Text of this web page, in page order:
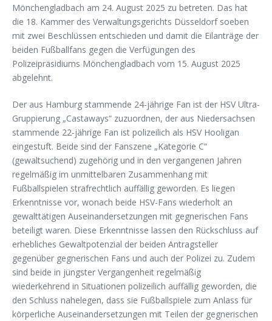
Mönchengladbach am 24. August 2025 zu betreten. Das hat
die 18. Kammer des Verwaltungsgerichts Düsseldorf soeben
mit zwei Beschlüssen entschieden und damit die Eilanträge der
beiden Fußballfans gegen die Verfügungen des
Polizeipräsidiums Mönchengladbach vom 15. August 2025
abgelehnt.
Der aus Hamburg stammende 24-jährige Fan ist der HSV Ultra-
Gruppierung „Castaways“ zuzuordnen, der aus Niedersachsen
stammende 22-jährige Fan ist polizeilich als HSV Hooligan
eingestuft. Beide sind der Fanszene „Kategorie C“
(gewaltsuchend) zugehörig und in den vergangenen Jahren
regelmäßig im unmittelbaren Zusammenhang mit
Fußballspielen strafrechtlich auffällig geworden. Es liegen
Erkenntnisse vor, wonach beide HSV-Fans wiederholt an
gewalttätigen Auseinandersetzungen mit gegnerischen Fans
beteiligt waren. Diese Erkenntnisse lassen den Rückschluss auf
erhebliches Gewaltpotenzial der beiden Antragsteller
gegenüber gegnerischen Fans und auch der Polizei zu. Zudem
sind beide in jüngster Vergangenheit regelmäßig
wiederkehrend in Situationen polizeilich auffällig geworden, die
den Schluss nahelegen, dass sie Fußballspiele zum Anlass für
körperliche Auseinandersetzungen mit Teilen der gegnerischen